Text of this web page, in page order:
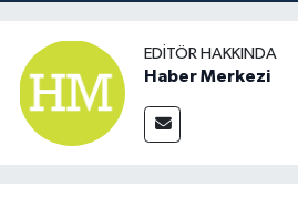
EDITÖR HAKKINDA
Haber Merkezi